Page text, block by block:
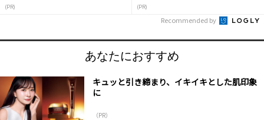
(PR) (PR)
Recommended by
あなたにおすすめ
キュッと引き締まり、イキイキとした肌印象
に
（PR）